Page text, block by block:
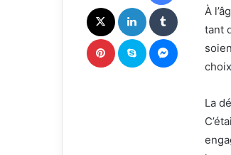
À
tant
La
c
o
u
r
r